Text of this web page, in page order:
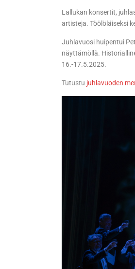
Lallukan konsertit,
artisteja. Töölöläiseksi
Juhlavuosi huipentui
näyttämöllä.
16.-17.5.2025.
Tutustu juhlavuoden